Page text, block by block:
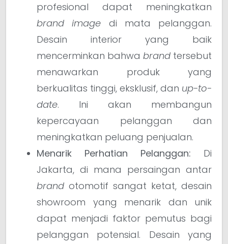
profesional dapat meningkatkan
brand image di mata pelanggan.
Desain interior yang baik
mencerminkan bahwa brand tersebut
menawarkan produk yang
berkualitas tinggi, eksklusif, dan up-to-
date. Ini akan membangun
kepercayaan pelanggan dan
meningkatkan peluang penjualan.
Menarik Perhatian Pelanggan: Di
Jakarta, di mana persaingan antar
brand otomotif sangat ketat, desain
showroom yang menarik dan unik
dapat menjadi faktor pemutus bagi
pelanggan potensial. Desain yang